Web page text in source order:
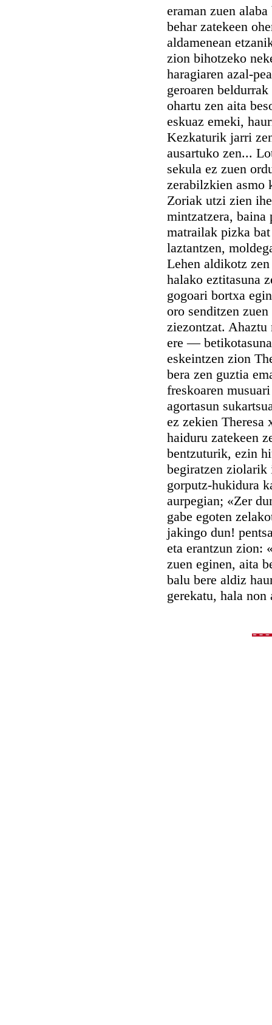
eraman zuen
behar zatekeen
aldamenean
zion bihotzeko
haragiaren azal-
geroaren
ohartu zen aita
eskuaz emeki,
Kezkaturik jarri
ausartuko zen...
sekula ez zuen
zerabilzkien asmo
Zoriak utzi zien
mintzatzera, baina
matrailak pizka
laztantzen,
Lehen aldikotz
halako eztitasuna
gogoari bortxa
oro senditzen
ziezontzat. Ahaztu
ere —
eskeintzen zion
bera zen guztia
freskoaren
agortasun
ez zekien Theresa
haiduru zatekeen
bentzuturik, ezin
begiratzen
gorputz-hukidura
aurpegian; «Zer
gabe egoten
jakingo dun!
eta erantzun zion:
zuen eginen, aita
balu bere aldiz
gerekatu, hala non